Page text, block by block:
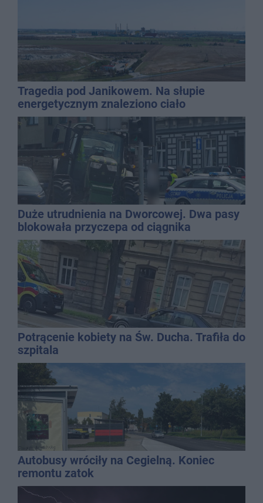
Tragedia pod Janikowem. Na słupie
energetycznym znaleziono ciało
mężczyzny
Duże utrudnienia na Dworcowej. Dwa pasy
blokowała przyczepa od ciągnika
Potrącenie kobiety na Św. Ducha. Trafiła do
szpitala
Autobusy wróciły na Cegielną. Koniec
remontu zatok